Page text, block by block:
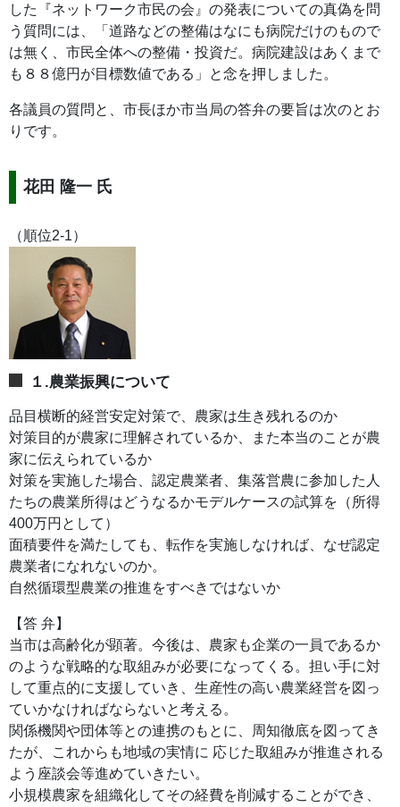
した『ネットワーク市民の会』の発表についての真偽を問
う質問には、「道路などの整備はなにも病院だけのもので
は無く、市民全体への整備・投資だ。病院建設はあくまで
も８８億円が目標数値である」と念を押しました。
各議員の質問と、市長ほか市当局の答弁の要旨は次のとお
りです。
花田 隆一 氏
（順位2-1）
１.農業振興について
品目横断的経営安定対策で、農家は生き残れるのか
対策目的が農家に理解されているか、また本当のことが農
家に伝えられているか
対策を実施した場合、認定農業者、集落営農に参加した人
たちの農業所得はどうなるかモデルケースの試算を（所得
400万円として）
面積要件を満たしても、転作を実施しなければ、なぜ認定
農業者になれないのか。
自然循環型農業の推進をすべきではないか
【答 弁】
当市は高齢化が顕著。今後は、農家も企業の一員であるか
のような戦略的な取組みが必要になってくる。担い手に対
して重点的に支援していき、生産性の高い農業経営を図っ
ていかなければならないと考える。
関係機関や団体等との連携のもとに、周知徹底を図ってき
たが、これからも地域の実情に 応じた取組みが推進される
よう座談会等進めていきたい。
小規模農家を組織化してその経費を削減することができ、